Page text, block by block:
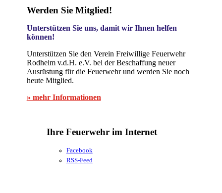
Werden Sie Mitglied!
Unterstützen Sie uns, damit wir Ihnen helfen
können!
Unterstützen Sie den Verein Freiwillige Feuerwehr
Rodheim v.d.H. e.V. bei der Beschaffung neuer
Ausrüstung für die Feuerwehr und werden Sie noch
heute Mitglied.
» mehr Informationen
Ihre Feuerwehr im Internet
Facebook
RSS-Feed